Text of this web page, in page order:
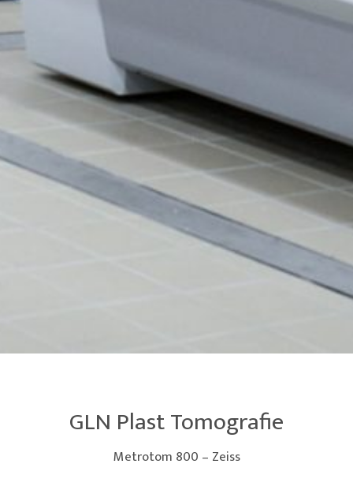
GLN Plast Tomografie
Metrotom 800 – Zeiss